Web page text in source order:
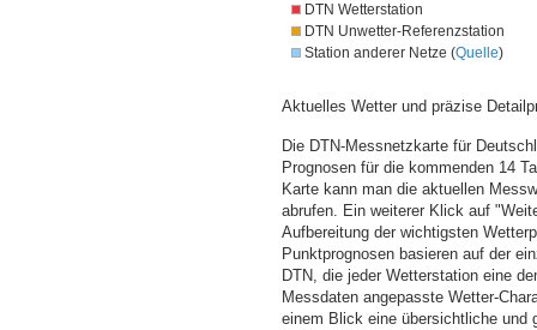
DTN Wetterstation
DTN Unwetter-Referenzstation
Station anderer Netze (Quelle)
Aktuelles Wetter und präzise
Die DTN-Messnetzkarte für
Prognosen für die kommenden 14
Karte kann man die aktuellen
abrufen. Ein weiterer Klick auf
Aufbereitung der wichtigsten
Punktprognosen basieren auf der
DTN, die jeder Wetterstation eine
Messdaten angepasste Wetter-
einem Blick eine übersichtliche und